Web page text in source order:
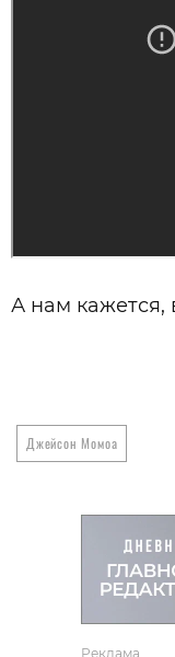
А нам кажется,
Джейсон Момоа
Реклама